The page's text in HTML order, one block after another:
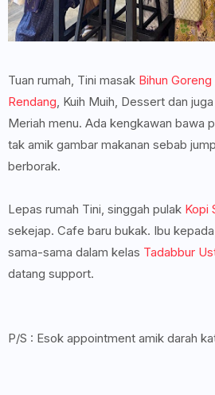
Tuan rumah, Tini masak Bihun
Rendang, Kuih Muih, Dessert dan juga
Meriah menu. Ada kengkawan bawa
tak amik gambar makanan sebab
berborak.
Lepas rumah Tini, singgah pulak Kopi
sekejap. Cafe baru bukak. Ibu
sama-sama dalam kelas Tadabbur
datang support.
P/S : Esok appointment amik darah